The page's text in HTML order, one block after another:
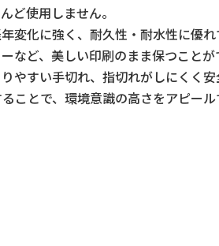
ど使用しません。
変化に強く、耐久性・耐水性に優れ
など、美しい印刷のまま保つことが
やすい手切れ、指切れがしにくく安
ことで、環境意識の高さをアピール